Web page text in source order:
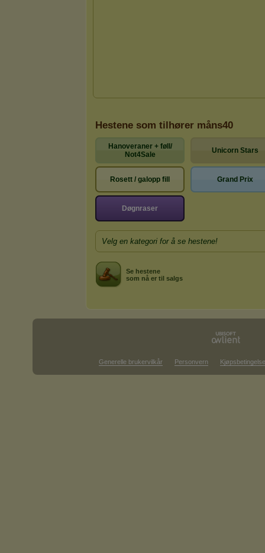
Hestene som tilhører måns40
Hanoveraner + føll/
Not4Sale
Unicorn Stars
Rosett / galopp fill Grand Prix
Døgnraser
Velg en kategori for å se hestene!
Se hestene
som nå er til salgs
Generelle brukervilkår Personvern